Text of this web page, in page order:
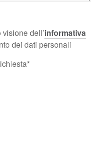
dell’informativa
dei dati personali